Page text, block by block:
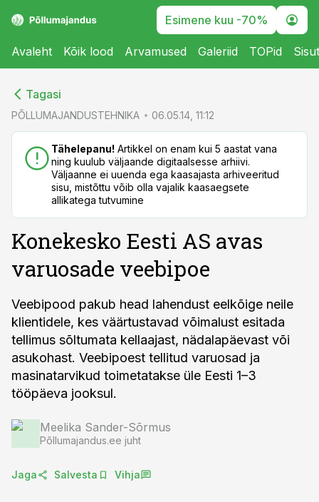
Esimene kuu -70%
Avaleht Kõik lood Arvamused Galeriid TOPid
Tagasi
PÕLLUMAJANDUSTEHNIKA 06.05.14, 11:12
Tähelepanu! Artikkel on enam kui 5 aastat vana
ning kuulub väljaande digitaalsesse arhiivi.
Väljaanne ei uuenda ega kaasajasta arhiveeritud
sisu, mistõttu võib olla vajalik kaasaegsete
allikatega tutvumine
Konekesko Eesti AS avas
varuosade veebipoe
Veebipood pakub head lahendust eelkõige neile
klientidele, kes väärtustavad võimalust esitada
tellimus sõltumata kellaajast, nädalapäevast või
asukohast. Veebipoest tellitud varuosad ja
masinatarvikud toimetatakse üle Eesti 1–3
tööpäeva jooksul.
Meelika Sander-Sõrmus
Põllumajandus.ee juht
Jaga Salvesta Vihja